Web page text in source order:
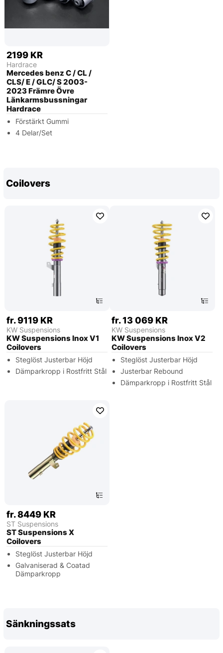
2199 KR
Hardrace
Mercedes benz C / CL /
CLS/ E / GLC/ S 2003-
2023 Främre Övre
Länkarmsbussningar
Hardrace
Förstärkt Gummi
4 Delar/Set
Coilovers
fr. 9119 KR
KW Suspensions
KW Suspensions Inox V1
Coilovers
Steglöst Justerbar Höjd
Dämparkropp i Rostfritt Stål
fr. 13 069 KR
KW Suspensions
KW Suspensions Inox V2
Coilovers
Steglöst Justerbar Höjd
Justerbar Rebound
Dämparkropp i Rostfritt Stål
fr. 8449 KR
ST Suspensions
ST Suspensions X
Coilovers
Steglöst Justerbar Höjd
Galvaniserad & Coatad
Dämparkropp
Sänkningssats